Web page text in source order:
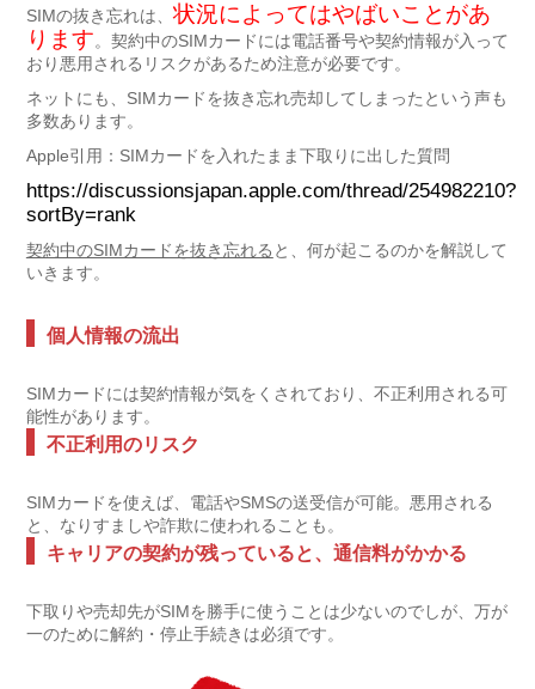
SIMの抜き忘れは、状況によってはやばいことがあ
ります。契約中のSIMカードには電話番号や契約情報が入って
おり悪用されるリスクがあるため注意が必要です。
ネットにも、SIMカードを抜き忘れ売却してしまったという声も
多数あります。
Apple引用：SIMカードを入れたまま下取りに出した質問
https://discussionsjapan.apple.com/thread/254982210?
sortBy=rank
契約中のSIMカードを抜き忘れる と、何が起こるのかを解説して
いきます。
個人情報の流出
SIMカードには契約情報が気をくされており、不正利用される可
能性があります。
不正利用のリスク
SIMカードを使えば、電話やSMSの送受信が可能。悪用される
と、なりすましや詐欺に使われることも。
キャリアの契約が残っていると、通信料がかかる
下取りや売却先がSIMを勝手に使うことは少ないのでしが、万が
一のために解約・停止手続きは必須です。